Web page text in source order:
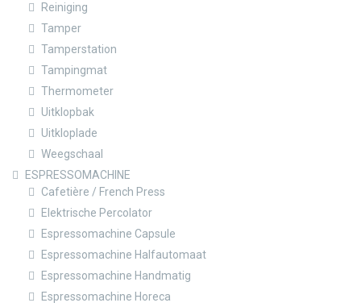
Reiniging
Tamper
Tamperstation
Tampingmat
Thermometer
Uitklopbak
Uitkloplade
Weegschaal
ESPRESSOMACHINE
Cafetière / French Press
Elektrische Percolator
Espressomachine Capsule
Espressomachine Halfautomaat
Espressomachine Handmatig
Espressomachine Horeca